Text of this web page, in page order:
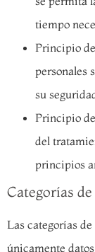
tiempo
Principio
personales
su
Principio
del
principios
Categorías
Las categorías
únicamente